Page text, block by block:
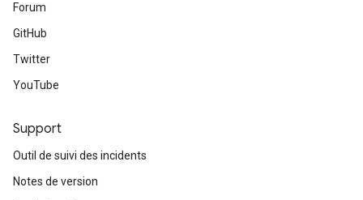
Forum
GitHub
Twitter
YouTube
Support
Outil de suivi des incidents
Notes de version